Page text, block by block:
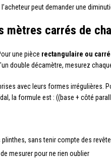
peut demander une
mètres carrés de
une pièce rectangulaire ou
double décamètre, mesurez
avec leurs formes irrégulières.
la formule est : ((base + côté
plinthes, sans tenir compte des
mesurer pour ne rien oublier